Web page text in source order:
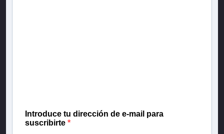
Introduce tu dirección de e-mail para
suscribirte